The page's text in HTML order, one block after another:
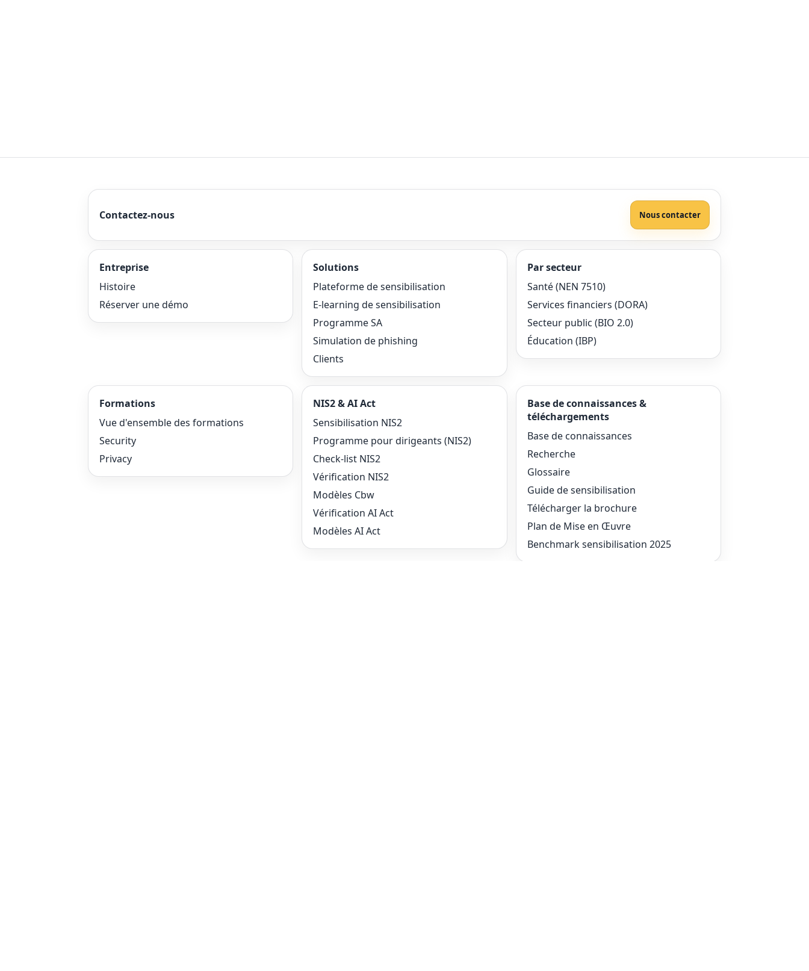
Contactez-nous Nous contacter
Entreprise
Histoire
Réserver une démo
Solutions
Plateforme de sensibilisation
E-learning de sensibilisation
Programme SA
Simulation de phishing
Clients
Par secteur
Santé (NEN 7510)
Services financiers (DORA)
Secteur public (BIO 2.0)
Éducation (IBP)
Formations
Vue d'ensemble des formations
Security
Privacy
NIS2 & AI Act
Sensibilisation NIS2
Programme pour dirigeants (NIS2)
Check-list NIS2
Vérification NIS2
Modèles Cbw
Vérification AI Act
Modèles AI Act
Base de connaissances &
téléchargements
Base de connaissances
Recherche
Glossaire
Guide de sensibilisation
Télécharger la brochure
Plan de Mise en Œuvre
Benchmark sensibilisation 2025